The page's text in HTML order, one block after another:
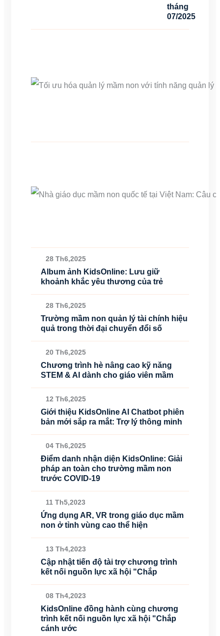
tháng
07/2025
28 Th6,2025
Album ảnh KidsOnline: Lưu giữ
khoảnh khắc yêu thương của trẻ
28 Th6,2025
Trường mầm non quản lý tài chính hiệu
quả trong thời đại chuyển đổi số
20 Th6,2025
Chương trình hè nâng cao kỹ năng
STEM & AI dành cho giáo viên mầm
12 Th6,2025
Giới thiệu KidsOnline AI Chatbot phiên
bản mới sắp ra mắt: Trợ lý thông minh
04 Th6,2025
Điểm danh nhận diện KidsOnline: Giải
pháp an toàn cho trường mầm non
trước COVID-19
11 Th5,2023
Ứng dụng AR, VR trong giáo dục mầm
non ở tỉnh vùng cao thể hiện
13 Th4,2023
Cập nhật tiến độ tài trợ chương trình
kết nối nguồn lực xã hội "Chắp
08 Th4,2023
KidsOnline đồng hành cùng chương
trình kết nối nguồn lực xã hội "Chắp
cánh ước